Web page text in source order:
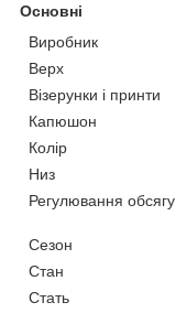
Основні
Виробник
Верх
Візерунки і принти
Капюшон
Колір
Низ
Регулювання обсягу
Сезон
Стан
Стать